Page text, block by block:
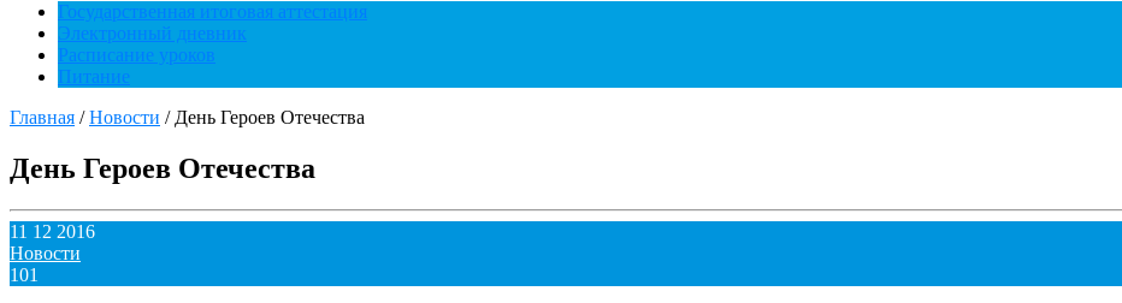
Государственная итоговая аттестация
Электронный дневник
Расписание уроков
Питание
Главная /Новости / День Героев Отечества
День Героев Отечества
11 12 2016
Новости
101